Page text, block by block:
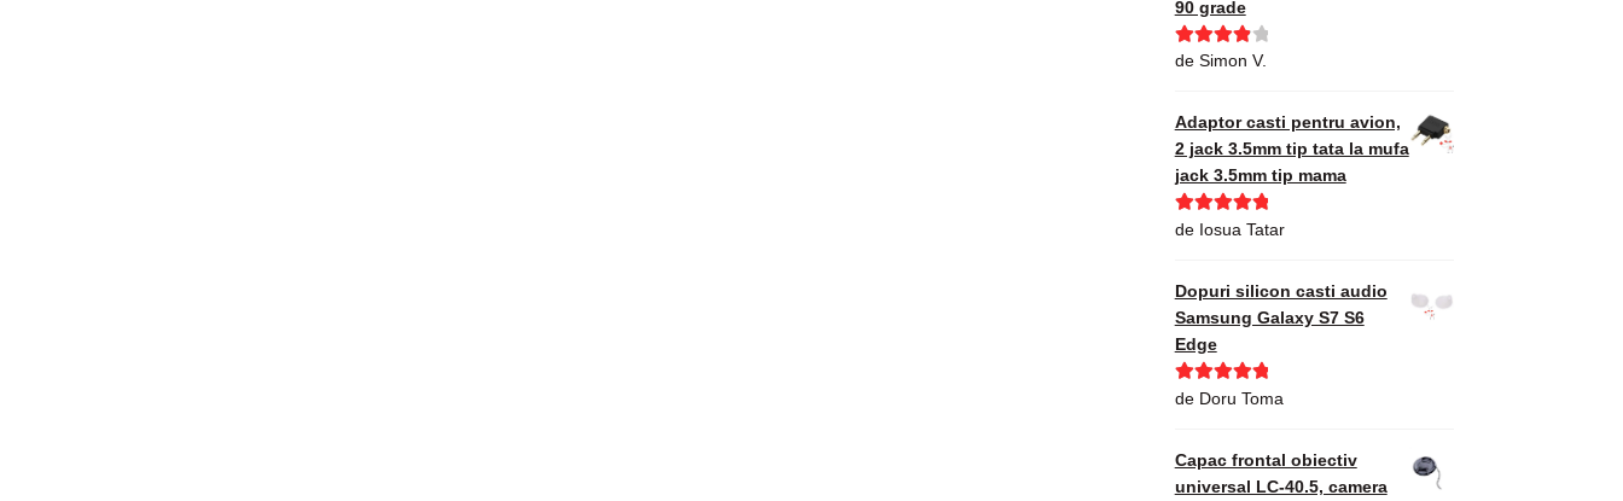
90 grade
Evaluat la
de Simon V.
Adaptor casti pentru avion,
2 jack 3.5mm tip tata la mufa
jack 3.5mm tip mama
Evaluat la5
de Iosua Tatar
Dopuri silicon casti audio
Samsung Galaxy S7 S6
Edge
Evaluat la5
de Doru Toma
Capac frontal obiectiv
universal LC-40.5, camera